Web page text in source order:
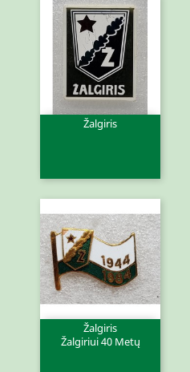
Žalgiris
Žalgiris
Žalgiriui 40 Metų